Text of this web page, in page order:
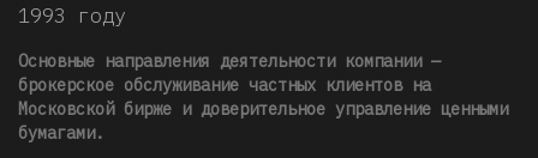
1993 году
Основные направления деятельности компании —
брокерское обслуживание частных клиентов на
Московской бирже и доверительное управление ценными
бумагами.